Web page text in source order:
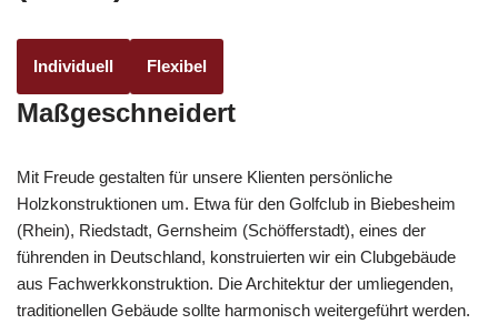
Individuell Flexibel
Maßgeschneidert
Mit Freude gestalten für unsere Klienten persönliche
Holzkonstruktionen um. Etwa für den Golfclub in Biebesheim
(Rhein), Riedstadt, Gernsheim (Schöfferstadt), eines der
führenden in Deutschland, konstruierten wir ein Clubgebäude
aus Fachwerkkonstruktion. Die Architektur der umliegenden,
traditionellen Gebäude sollte harmonisch weitergeführt werden.